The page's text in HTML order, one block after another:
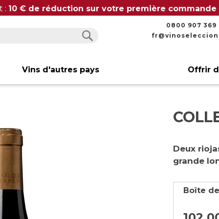
: 10 € de réduction sur votre première
0800 907 369
Vins d'autres pays Offrir
Deux
grande
Boîte